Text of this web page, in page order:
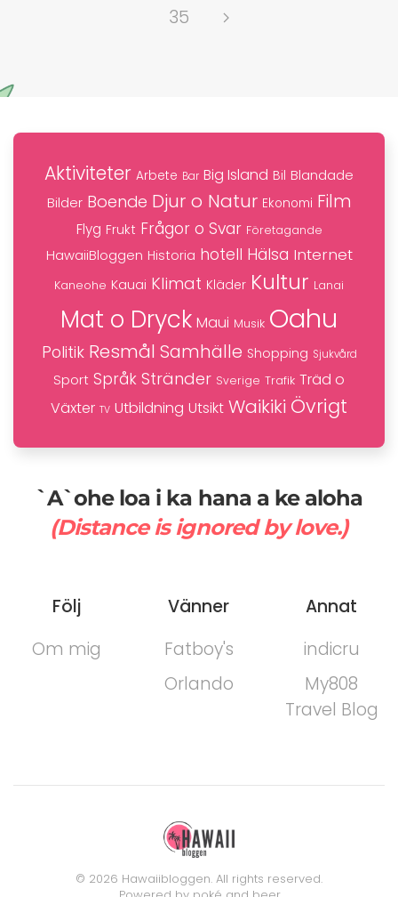
35
Aktiviteter Arbete Bar Big Island Bil Blandade
Bilder Boende Djur o Natur Ekonomi Film
Flyg Frukt Frågor o Svar Företagande
HawaiiBloggen Historia hotell Hälsa Internet
Kaneohe Kauai Klimat Kläder Kultur Lanai
Mat o Dryck Maui Musik Oahu
Politik Resmål Samhälle Shopping Sjukvård
Sport Språk Stränder Sverige Trafik Träd o
Växter TV Utbildning Utsikt Waikiki Övrigt
`A`ohe loa i ka hana a ke aloha
(Distance is ignored by love.)
Följ
Om mig
Vänner
Fatboy's
Orlando
Annat
indicru
My808
Travel Blog
© 2026 Hawaiibloggen. All rights reserved.